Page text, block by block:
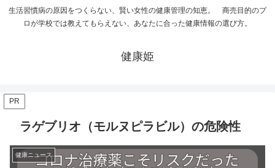
生活習慣病の原因をつくらない、賢い女性の健康管理の知恵。 商売目的のプ
ロが学校では教えてもらえない、あなたに合った健康情報の選び方。
健康姫
PR
ラゲブリオ（モルヌピラビル）の危険性
健康ニュース